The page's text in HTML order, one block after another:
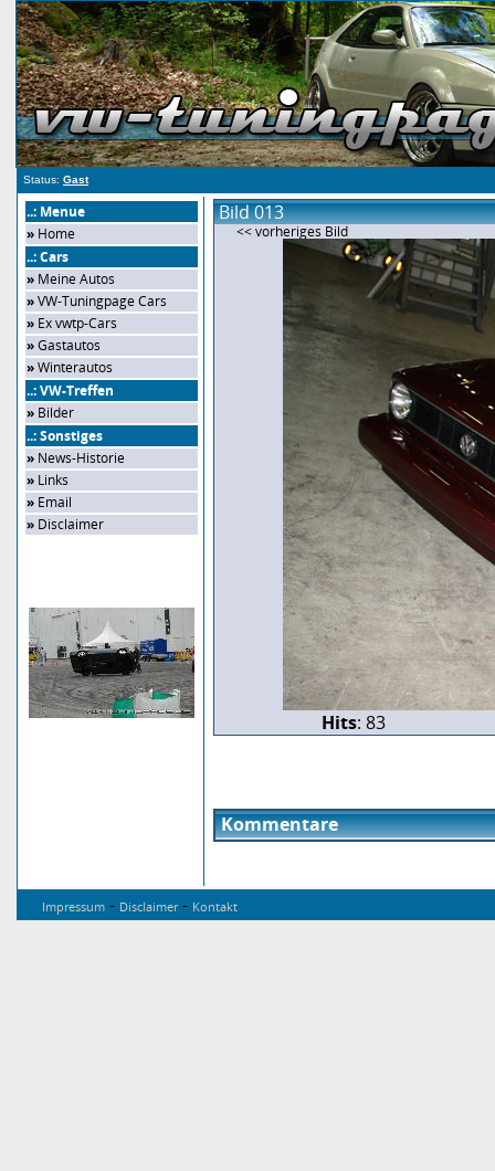
Status: Gast
..: Menue
» Home
..: Cars
» Meine Autos
»VW-Tuningpage Cars
» Ex vwtp-Cars
»Gastautos
»Winterautos
..: VW-Treffen
» Bilder
..: Sonstiges
» News-Historie
» Links
» Email
» Disclaimer
Bild 013
<< vorheriges Bild
Hits: 83
Kommentare
Impressum - Disclaimer- Kontakt